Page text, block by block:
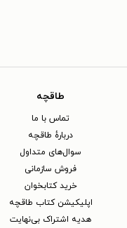
طاقچه
تماس با ما
دربارهٔ طاقچه
سوال‌های متداول
فروش سازمانی
خرید کتابخوان
اپلیکیشن کتاب طاقچه
هدیه اشتراک بی‌نهایت